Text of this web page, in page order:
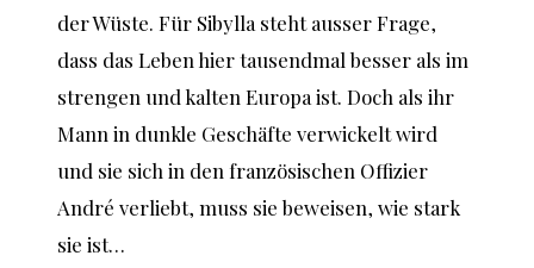
der Wüste. Für Sibylla steht ausser Frage,
dass das Leben hier tausendmal besser als im
strengen und kalten Europa ist. Doch als ihr
Mann in dunkle Geschäfte verwickelt wird
und sie sich in den französischen Offizier
André verliebt, muss sie beweisen, wie stark
sie ist…